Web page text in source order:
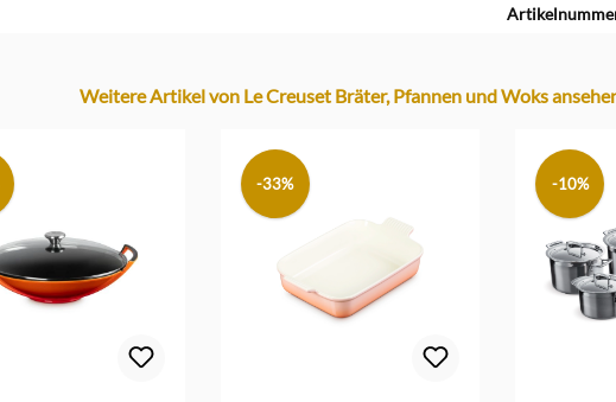
Weitere Artikel von Le Creuset Bräter, Pfannen und Woks
-33% -10%